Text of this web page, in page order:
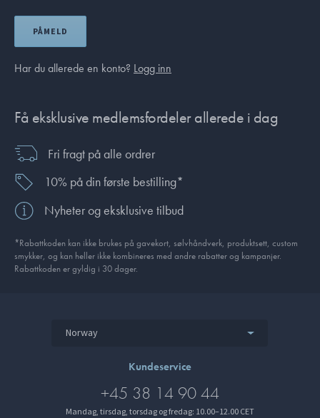
PÅMELD
Har du allerede en konto? Logg inn
Få eksklusive medlemsfordeler allerede i dag
Fri fragt på alle ordrer
10% på din første bestilling*
Nyheter og eksklusive tilbud
*Rabattkoden kan ikke brukes på gavekort, sølvhåndverk, produkt­sett, custom
smykker, og kan heller ikke kombineres med andre rabatter og kampanjer.
Rabattkoden er gyldig i 30 dager.
Norway
Kundeservice
+45 38 14 90 44
Mandag, tirsdag, torsdag og fredag: 10.00–12.00 CET